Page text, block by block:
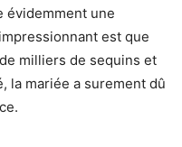
évidemment une
est que
milliers de sequins et
la mariée a surement dû